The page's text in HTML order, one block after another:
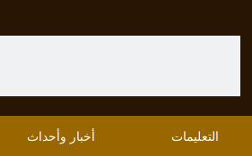
التعليمات أخبار وأحداث